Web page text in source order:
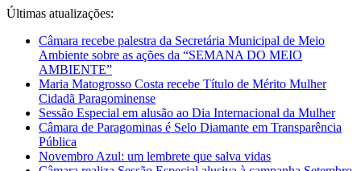
Últimas atualizações:
Câmara recebe palestra da Secretária Municipal de Meio
Ambiente sobre as ações da “SEMANA DO MEIO
AMBIENTE”
Maria Matogrosso Costa recebe Título de Mérito Mulher
Cidadã Paragominense
Sessão Especial em alusão ao Dia Internacional da Mulher
Câmara de Paragominas é Selo Diamante em Transparência
Pública
Novembro Azul: um lembrete que salva vidas